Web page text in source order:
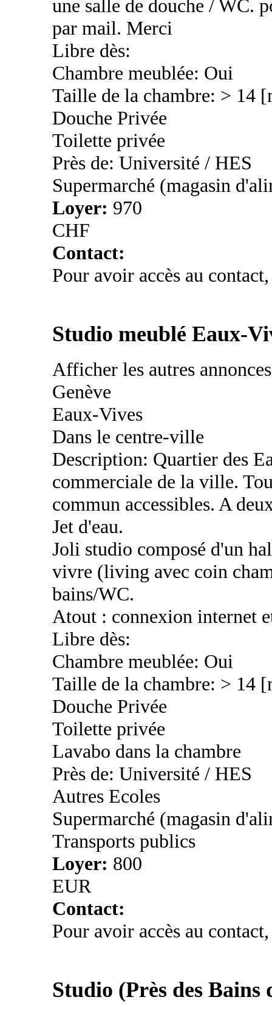
une salle de douche / WC.
par mail. Merci
Libre dès:
Chambre meublée: Oui
Taille de la chambre: > 14
Douche Privée
Toilette privée
Près de: Université / HES
Supermarché (magasin
Loyer: 970
CHF
Contact:
Pour avoir accès au
Studio meublé Eaux-
Afficher les autres
Genève
Eaux-Vives
Dans le centre-ville
Description: Quartier des
commerciale de la ville.
commun accessibles. A
Jet d'eau.
Joli studio composé d'un
vivre (living avec coin
bains/WC.
Atout : connexion internet
Libre dès:
Chambre meublée: Oui
Taille de la chambre: > 14
Douche Privée
Toilette privée
Lavabo dans la chambre
Près de: Université / HES
Autres Ecoles
Supermarché (magasin
Transports publics
Loyer: 800
EUR
Contact:
Pour avoir accès au
Studio (Près des Bains